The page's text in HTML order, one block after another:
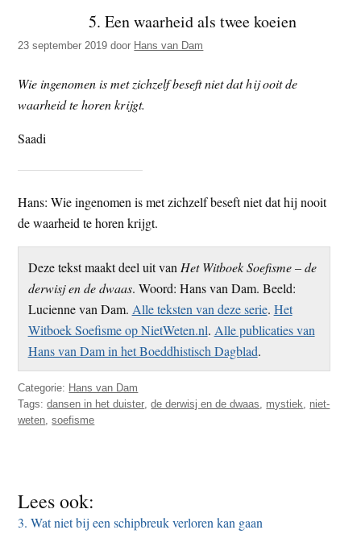
z
e
s
t
e
e
d
e
e
s
t
e
5. Een waarheid als twee koeien
23 september 2019 door Hans van Dam
Wie ingenomen is met zichzelf beseft niet dat hij ooit de
waarheid te horen krijgt.
Saadi
Hans: Wie ingenomen is met zichzelf beseft niet dat hij nooit
de waarheid te horen krijgt.
Deze tekst maakt deel uit van Het Witboek Soefisme – de
derwisj en de dwaas. Woord: Hans van Dam. Beeld:
Lucienne van Dam. Alle teksten van deze serie. Het
Witboek Soefisme op NietWeten.nl. Alle publicaties van
Hans van Dam in het Boeddhistisch Dagblad.
Categorie: Hans van Dam
Tags:dansen in het duister ,de derwisj en de dwaas mystiek
niet-
weten ,soefisme
Lees ook:
3. Wat niet bij een schipbreuk verloren kan gaan